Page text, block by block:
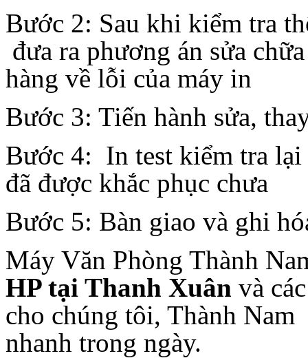
Bước 2: Sau khi kiểm tra
đưa ra phương án sửa
hàng về lỗi của máy in
Bước 3: Tiến hành sửa,
Bước 4: In test kiểm tra
đã được khắc phục chưa
Bước 5: Bàn giao và ghi
Máy Văn Phòng Thành
HP tại Thanh Xuân và
cho chúng tôi, Thành
nhanh trong ngày.